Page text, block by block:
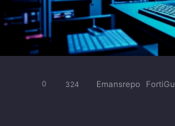
0 324 Emansrepo